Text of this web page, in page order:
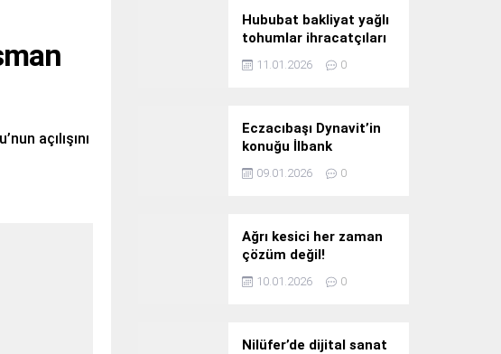
açılışını
Hububat bakliyat yağlı
tohumlar ihracatçıları
Güney Kore yolcusu
11.01.2026 0
Eczacıbaşı Dynavit’in
konuğu İlbank
09.01.2026 0
Ağrı kesici her zaman
çözüm değil!
10.01.2026 0
Nilüfer’de dijital sanat